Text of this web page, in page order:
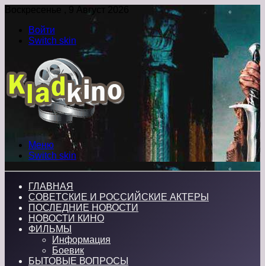
Воскресенье , 9 Август 2026
Войти
Switch skin
Меню
Switch skin
ГЛАВНАЯ
СОВЕТСКИЕ И РОССИЙСКИЕ АКТЕРЫ
ПОСЛЕДНИЕ НОВОСТИ
НОВОСТИ КИНО
ФИЛЬМЫ
Информация
Боевик
БЫТОВЫЕ ВОПРОСЫ